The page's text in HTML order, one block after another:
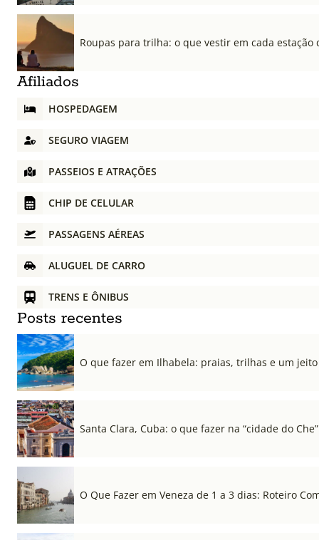
Roupas para trilha: o que vestir em cada estação
Afiliados
HOSPEDAGEM
SEGURO VIAGEM
PASSEIOS E ATRAÇÕES
CHIP DE CELULAR
PASSAGENS AÉREAS
ALUGUEL DE CARRO
TRENS E ÔNIBUS
Posts recentes
O que fazer em Ilhabela: praias, trilhas e um
Santa Clara, Cuba: o que fazer na “cidade do Che”
O Que Fazer em Veneza de 1 a 3 dias: Roteiro